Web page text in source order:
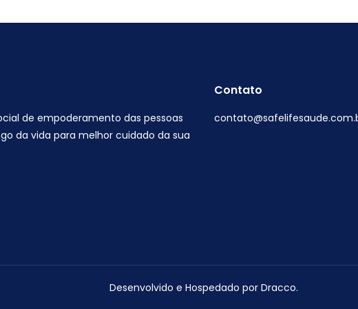
de empoderamento das pessoas
da vida para melhor cuidado da sua
Contato
Desenvolvido e Hospedado por Dracco.